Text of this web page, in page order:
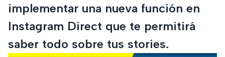
implementar una nueva función en
Instagram Direct que te permitirá
saber todo sobre tus stories.